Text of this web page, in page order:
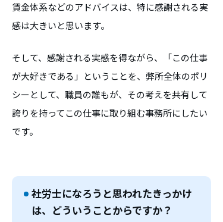
賃金体系などのアドバイスは、特に感謝される実
感は大きいと思います。
そして、感謝される実感を得ながら、「この仕事
が大好きである」ということを、弊所全体のポリ
シーとして、職員の誰もが、その考えを共有して
誇りを持ってこの仕事に取り組む事務所にしたい
です。
社労士になろうと思われたきっかけ
は、どういうことからですか？